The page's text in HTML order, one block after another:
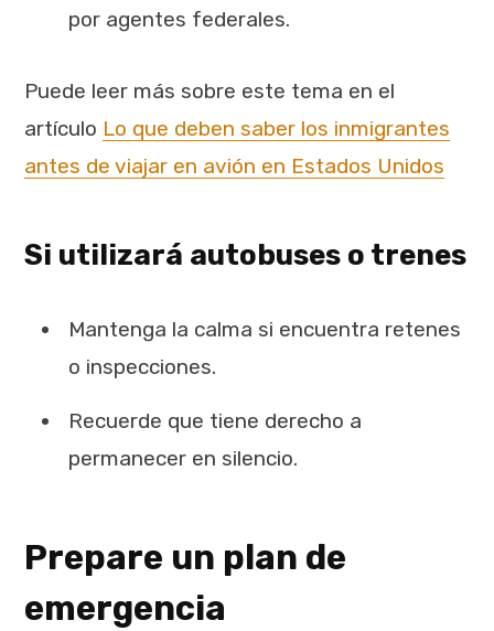
por agentes federales.
Puede leer más sobre este tema en el
artículo Lo que deben saber los inmigrantes
antes de viajar en avión en Estados Unidos
Si utilizará autobuses o trenes
Mantenga la calma si encuentra retenes
o inspecciones.
Recuerde que tiene derecho a
permanecer en silencio.
Prepare un plan de
emergencia